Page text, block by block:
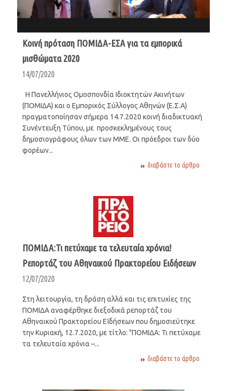
Κοινή πρόταση ΠΟΜΙΔΑ-ΕΣΑ για τα εμπορικά
μισθώματα 2020
14/07/2020
Η Πανελλήνιος Ομοσπονδία Ιδιοκτητών Ακινήτων
(ΠΟΜΙΔΑ) και ο Εμπορικός Σύλλογος Αθηνών (Ε.Σ.Α)
πραγματοποίησαν σήμερα 14.7.2020 κοινή διαδικτυακή
Συνέντευξη Τύπου, με προσκεκλημένους τους
δημοσιογράφους όλων των ΜΜΕ. Οι πρόεδροι των δύο
φορέων...
διαβάστε το άρθρο
ΠΟΜΙΔΑ:Τι πετύχαμε τα τελευταία χρόνια!
Ρεπορτάζ του Αθηναικού Πρακτορείου Ειδήσεων
12/07/2020
Στη λειτουργία, τη δράση αλλά και τις επιτυχίες της
ΠΟΜΙΔΑ αναφέρθηκε διεξοδικά ρεπορτάζ του
Αθηναικού Πρακτορείου Εΐδήσεων που δημοσιεύτηκε
την Κυριακή, 12.7.2020, με τίτλο: "ΠΟΜΙΔΑ: Τι πετύχαμε
τα τελευταία χρόνια –...
διαβάστε το άρθρο